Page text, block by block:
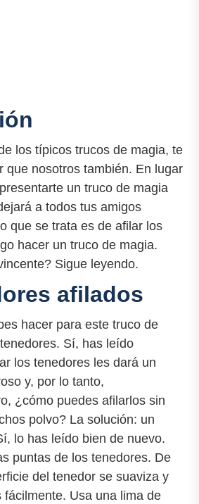
los típicos trucos de magia, te
que nosotros también. En lugar
un truco de magia
a todos tus amigos
que se trata es de afilar los
hacer un truco de magia.
Sigue leyendo.
afilados
hacer para este truco de
Sí, has leído
los tenedores les dará un
y, por lo tanto,
¿cómo puedes afilarlos sin
polvo? La solución: un
lo has leído bien de nuevo.
puntas de los tenedores. De
del tenedor se suaviza y
fácilmente. Usa una lima de